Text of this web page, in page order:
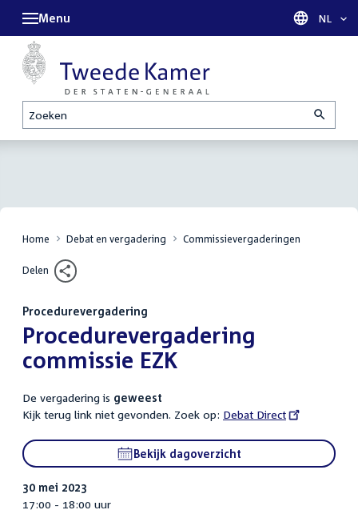
Zoeken
Menu Taal
NL
Home Debat en vergadering Commissievergaderingen
Delen
Procedurevergadering
:Procedurevergadering
commissie EZK
De vergadering is geweest
Kijk terug link niet gevonden. Zoek op: External
Debat Direct
Bekijk dagoverzicht
30 mei 2023
17:00 - 18:00 uur